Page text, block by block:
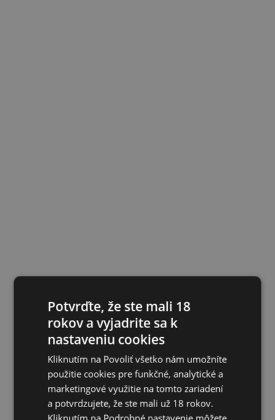
Potvrďte, že ste mali 18
rokov a vyjadrite sa k
nastaveniu cookies
Kliknutím na Povoliť všetko nám umožníte
použitie cookies pre funkčné, analytické a
marketingové využitie na tomto zariadení
a potvrdzujete, že ste mali už 18 rokov.